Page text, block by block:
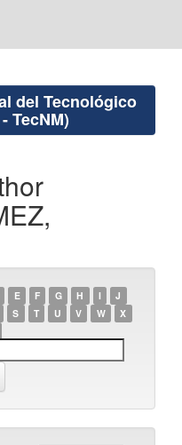
del Tecnológico
TecNM)
E F G H I
J
S T U V W
X